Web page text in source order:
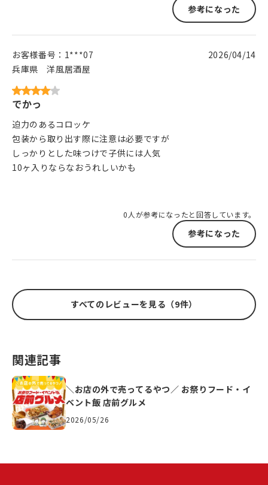
参考になった
お客様番号： 1***07
兵庫県
洋風居酒屋
2026/04/14
でかっ
迫力のあるコロッケ
包装から取り出す際に注意は必要ですが
しっかりとした味つけで子供には人気
10ヶ入りならなおうれしいかも
0人が参考になったと回答しています。
参考になった
すべてのレビューを見る（9件）
関連記事
＼お店の外で売ってるやつ／ お祭りフード・イ
ベント飯 店前グルメ
2026/05/26